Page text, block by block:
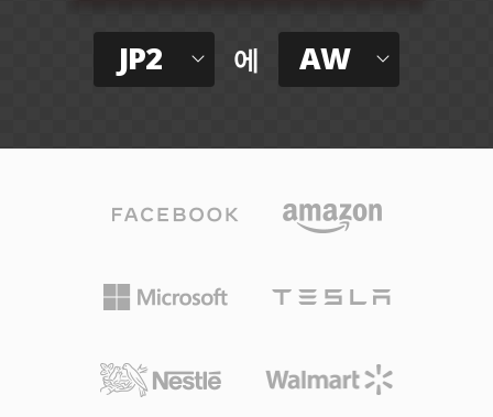
JP2 에 AW